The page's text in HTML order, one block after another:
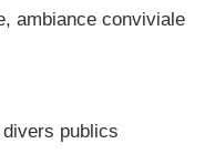
ambiance conviviale
divers publics